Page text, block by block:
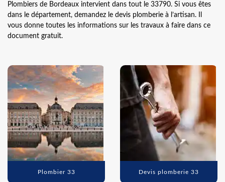
Plombiers de Bordeaux intervient dans tout le 33790. Si vous êtes
dans le département, demandez le devis plomberie à l’artisan. Il
vous donne toutes les informations sur les travaux à faire dans ce
document gratuit.
Plombier 33 Devis plomberie 33